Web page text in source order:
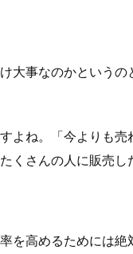
大事なのかという
よね。「今よりも売
くさんの人に販売し
を高めるためには絶